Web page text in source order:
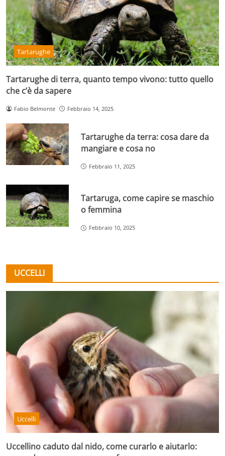
Tartarughe
Tartarughe di terra, quanto tempo vivono: tutto quello
che c’è da sapere
Fabio Belmonte Febbraio 14, 2025
Tartarughe da terra: cosa dare da
mangiare e cosa no
Febbraio 11, 2025
Tartaruga, come capire se maschio
o femmina
Febbraio 10, 2025
UCCELLI
Uccelli
Uccellino caduto dal nido, come curarlo e aiutarlo: